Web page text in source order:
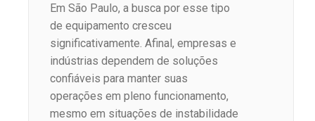
Em São Paulo, a busca por esse tipo
de equipamento cresceu
significativamente. Afinal, empresas e
indústrias dependem de soluções
confiáveis para manter suas
operações em pleno funcionamento,
mesmo em situações de instabilidade